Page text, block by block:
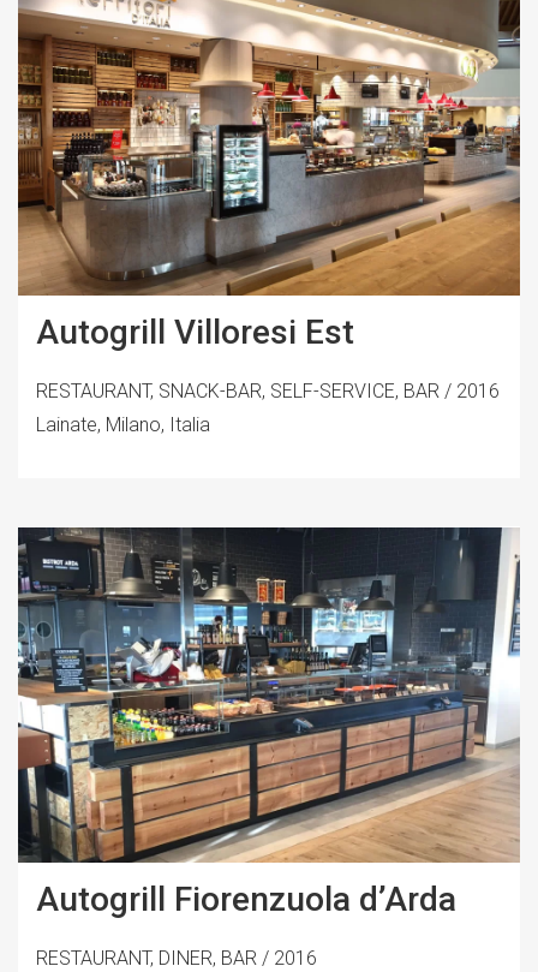
Autogrill Villoresi Est
RESTAURANT, SNACK-BAR, SELF-SERVICE, BAR / 2016
Lainate, Milano, Italia
Autogrill Fiorenzuola d’Arda
RESTAURANT, DINER, BAR / 2016